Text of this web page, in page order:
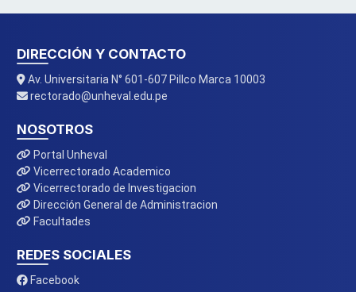
DIRECCIÓN Y CONTACTO
Av. Universitaria N° 601-607 Pillco Marca 10003
rectorado@unheval.edu.pe
NOSOTROS
Portal Unheval
Vicerrectorado Academico
Vicerrectorado de Investigacion
Dirección General de Administracion
Facultades
REDES SOCIALES
Facebook